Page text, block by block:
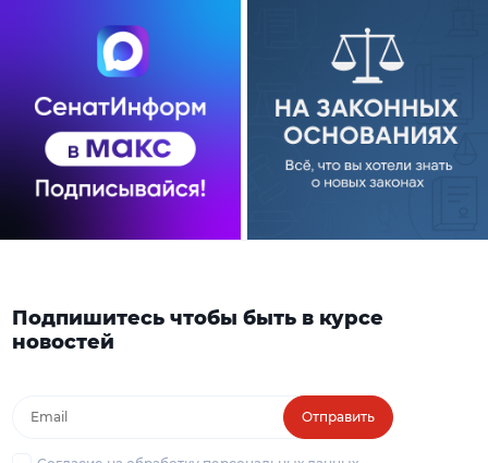
Подпишитесь чтобы быть в курсе
новостей
Отправить